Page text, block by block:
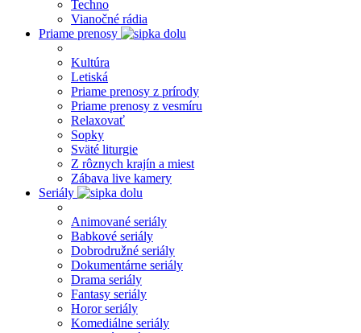
Techno
Vianočné rádia
Priame prenosy
Kultúra
Letiská
Priame prenosy z prírody
Priame prenosy z vesmíru
Relaxovať
Sopky
Sväté liturgie
Z rôznych krajín a miest
Zábava live kamery
Seriály
Animované seriály
Babkové seriály
Dobrodružné seriály
Dokumentárne seriály
Drama seriály
Fantasy seriály
Horor seriály
Komediálne seriály